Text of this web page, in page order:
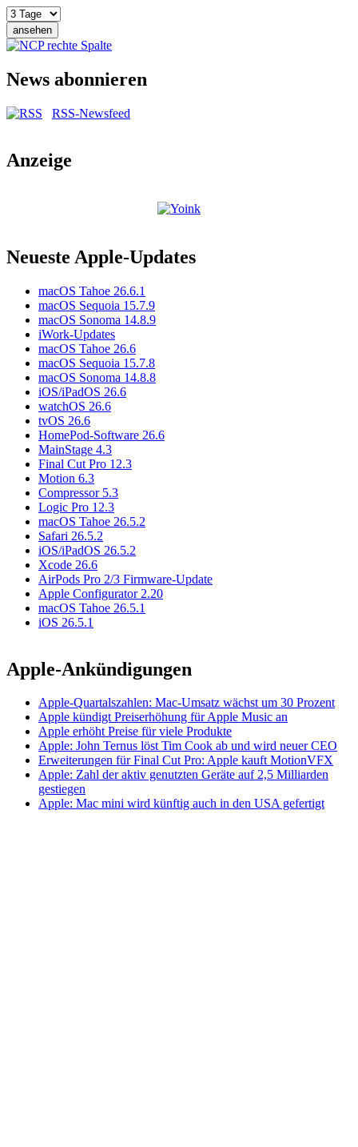
News abonnieren
RSS-Newsfeed
Anzeige
Neueste Apple-Updates
macOS Tahoe 26.6.1
macOS Sequoia 15.7.9
macOS Sonoma 14.8.9
iWork-Updates
macOS Tahoe 26.6
macOS Sequoia 15.7.8
macOS Sonoma 14.8.8
iOS/iPadOS 26.6
watchOS 26.6
tvOS 26.6
HomePod-Software 26.6
MainStage 4.3
Final Cut Pro 12.3
Motion 6.3
Compressor 5.3
Logic Pro 12.3
macOS Tahoe 26.5.2
Safari 26.5.2
iOS/iPadOS 26.5.2
Xcode 26.6
AirPods Pro 2/3 Firmware-Update
Apple Configurator 2.20
macOS Tahoe 26.5.1
iOS 26.5.1
Apple-Ankündigungen
Apple-Quartalszahlen: Mac-Umsatz wächst um 30 Prozent
Apple kündigt Preiserhöhung für Apple Music an
Apple erhöht Preise für viele Produkte
Apple: John Ternus löst Tim Cook ab und wird neuer CEO
Erweiterungen für Final Cut Pro: Apple kauft MotionVFX
Apple: Zahl der aktiv genutzten Geräte auf 2,5 Milliarden
gestiegen
Apple: Mac mini wird künftig auch in den USA gefertigt